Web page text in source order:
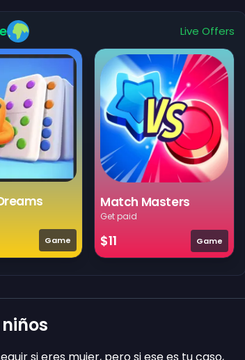
Live Offers
Game
Match Masters
Get paid
$11 Game
si eres mujer, pero si ese es tu caso,